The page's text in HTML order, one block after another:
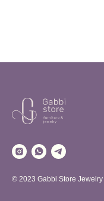
© 2023 Gabbi Store Jewelry